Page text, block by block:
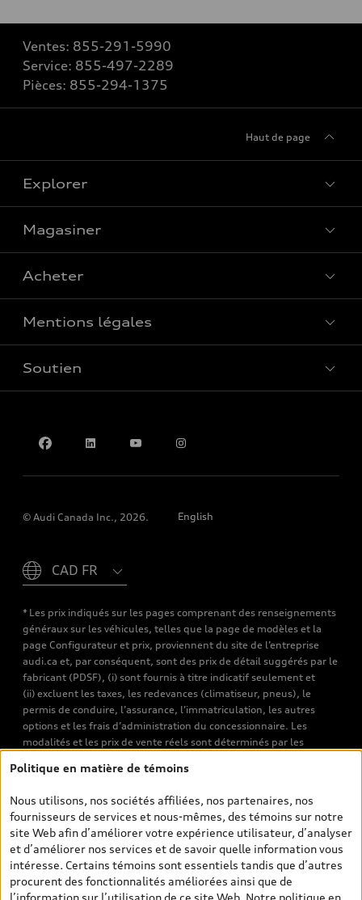
Ventes: 855-291-5990
Service: 855-497-2289
Pièces: 855-294-1375
Haut de page
Explorer
Voir tous les modèles
Magasiner
Offres spéciales
Acheter
Réserver un essai routier
Mentions légales
Confidentialité
Soutien
© Audi Canada Inc., 2026. English
* Les prix indiqués sur les pages comprenant des renseignements
généraux sur les véhicules, telles que la page de modèles et la
page Configurateur et prix, proviennent du site de l’entreprise
audi.ca et, par conséquent, sont des prix de détail suggérés par le
fabricant (PDSF), (i) sont fournis à titre indicatif seulement et
(ii) excluent les taxes, les redevances (climatiseur, pneus), le
permis de conduire, l’assurance, l’immatriculation, les autres
options et les frais d’administration du concessionnaire. Les
modalités et les prix de vente réels sont déterminés par les
véhicules neufs et d’occasion sont les prix de vente établis par les
de transport et d’inspection de prélivraison, les taxes
environnementales (pour les véhicules neufs) et les frais
d’administration des concessionnaires. Toutefois, les taxes de
vente sont exclues. Veuillez noter que les prix de l’estimateur de
versements sont des PDSF s’il a été consulté au moyen de l’onglet
Configurateur et prix (à titre indicatif). Toutefois, s’il a été
Politique en matière de témoins
Nous utilisons, nos sociétés affiliées, nos partenaires, nos
fournisseurs de services et nous-mêmes, des témoins sur notre
site Web afin d’améliorer votre expérience utilisateur, d’analyser
et d’améliorer nos services et de savoir quelle information vous
intéresse. Certains témoins sont essentiels tandis que d’autres
procurent des fonctionnalités améliorées ainsi que de
l’information sur l’utilisation de ce site Web. Notre politique en